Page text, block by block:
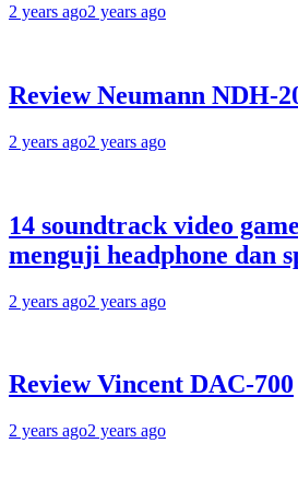
2 years ago2 years ago
Review Neumann NDH-
2 years ago2 years ago
14 soundtrack video
menguji headphone dan
2 years ago2 years ago
Review Vincent DAC-700
2 years ago2 years ago